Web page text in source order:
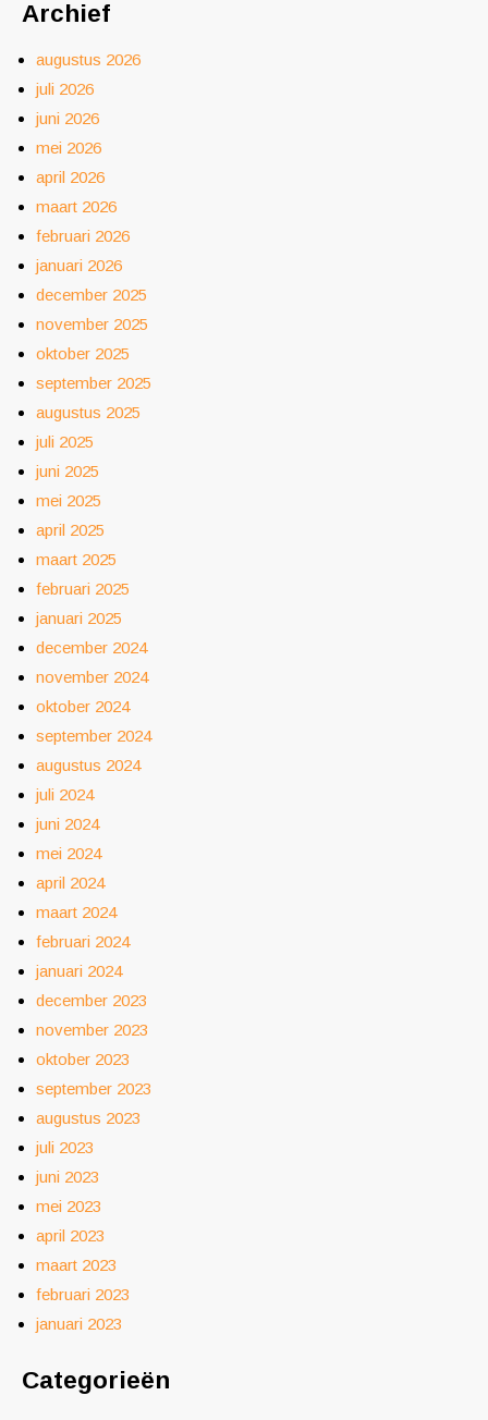
Archief
augustus 2026
juli 2026
juni 2026
mei 2026
april 2026
maart 2026
februari 2026
januari 2026
december 2025
november 2025
oktober 2025
september 2025
augustus 2025
juli 2025
juni 2025
mei 2025
april 2025
maart 2025
februari 2025
januari 2025
december 2024
november 2024
oktober 2024
september 2024
augustus 2024
juli 2024
juni 2024
mei 2024
april 2024
maart 2024
februari 2024
januari 2024
december 2023
november 2023
oktober 2023
september 2023
augustus 2023
juli 2023
juni 2023
mei 2023
april 2023
maart 2023
februari 2023
januari 2023
Categorieën